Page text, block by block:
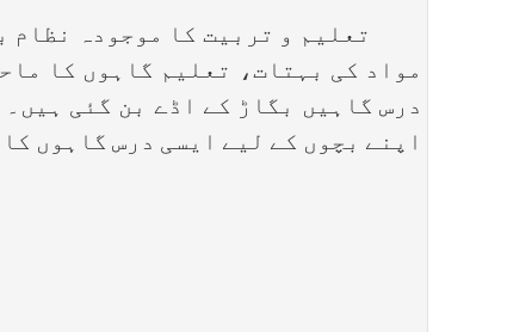
تعلیم و تربیت کا موجودہ نظام
مواد کی بہتات، تعلیم گاہوں کا
درس گاہیں بگاڑ کے اڈے بن گئی
اپنے بچوں کے لیے ایسی درس گاہوں